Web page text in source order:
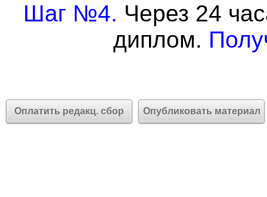
Шаг №4. Через 24
диплом.
Оплатить редакц. сбор Опубликовать материал